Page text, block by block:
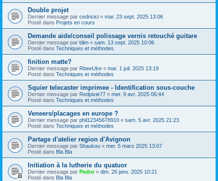
Double projet
Dernier message par cedricici « mar. 23 sept. 2025 13:06
Posté dans Projets en cours
Demande aide/conseil polissage vernis retouché guitare
Dernier message par blim « sam. 13 sept. 2025 10:06
Posté dans Techniques et méthodes
finition matte?
Dernier message par RbeeUke « mar. 1 juil. 2025 13:19
Posté dans Techniques et méthodes
Squier telecaster imprimee - Identification sous-couche
Dernier message par Redpixie77 « mer. 9 avr. 2025 06:44
Posté dans Techniques et méthodes
Veneers/placages en europe ?
Dernier message par phil12345678910 « sam. 5 avr. 2025 21:23
Posté dans Techniques et méthodes
Partage d'atelier region d'Avignon
Dernier message par Shaukou « mer. 5 mars 2025 13:07
Posté dans Bla Bla
Initiation à la lutherie du quatuor
Dernier message par Pedro « dim. 26 janv. 2025 10:21
Posté dans Bla Bla